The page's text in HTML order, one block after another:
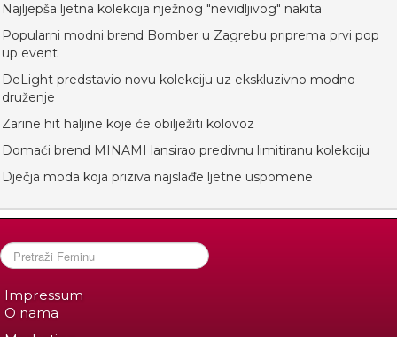
Najljepša ljetna kolekcija nježnog "nevidljivog" nakita
Popularni modni brend Bomber u Zagrebu priprema prvi pop
up event
DeLight predstavio novu kolekciju uz ekskluzivno modno
druženje
Zarine hit haljine koje će obilježiti kolovoz
Domaći brend MINAMI lansirao predivnu limitiranu kolekciju
Dječja moda koja priziva najslađe ljetne uspomene
Impressum
O nama